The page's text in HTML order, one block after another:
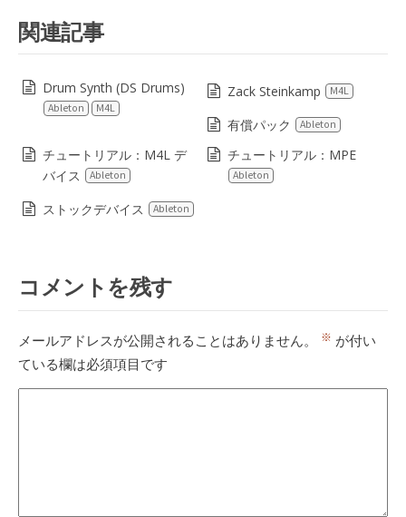
関連記事
Drum Synth (DS Drums)
Ableton M4L
Zack Steinkamp M4L
有償パック Ableton
チュートリアル：M4L デ
バイス
Ableton
チュートリアル：MPE
Ableton
ストックデバイス Ableton
コメントを残す
メールアドレスが公開されることはありません。 ※ が付い
ている欄は必須項目です